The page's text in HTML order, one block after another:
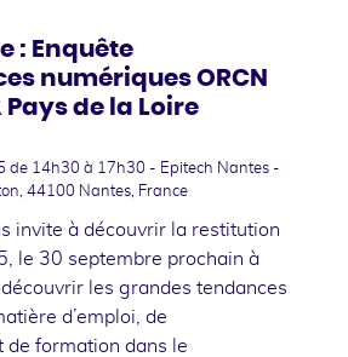
: Enquête
numériques ORCN
Pays de la Loire
de 14h30 à 17h30 - Epitech Nantes -
44100 Nantes, France
invite à découvrir la restitution
le 30 septembre prochain à
les grandes tendances
d’emploi, de
de formation dans le